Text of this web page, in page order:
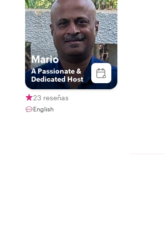
Mario
A Passionate &
Dedicated Host
23 reseñas
English